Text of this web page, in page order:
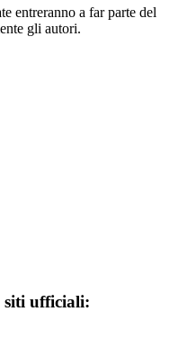
entreranno a far parte del
gli autori.
siti ufficiali: